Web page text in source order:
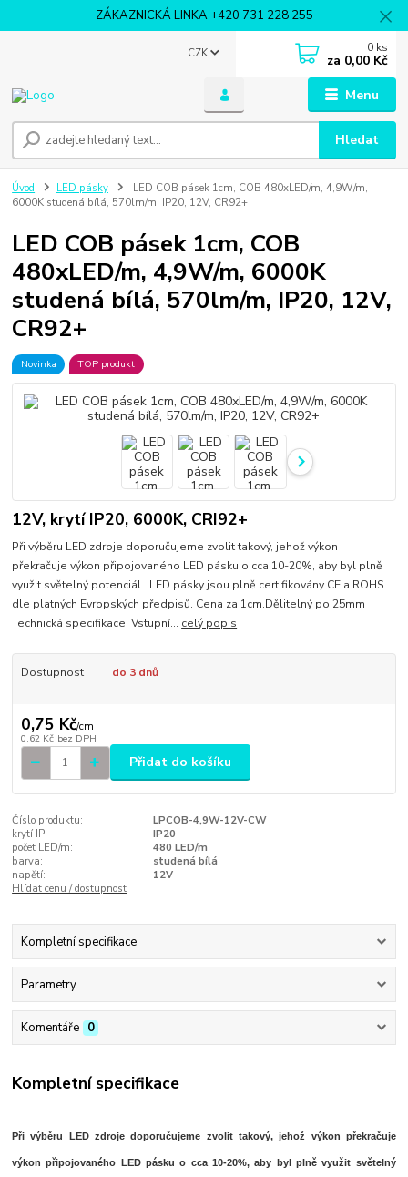
ZÁKAZNICKÁ LINKA +420 731 228 255
Menu
CZK
Hledat
0 ks
za 0,00 Kč
Úvod LED pásky
LED COB pásek 1cm, COB 480xLED/m, 4,9W/m,
6000K studená bílá, 570lm/m, IP20, 12V, CR92+
LED COB pásek 1cm, COB
480xLED/m, 4,9W/m, 6000K
studená bílá, 570lm/m, IP20, 12V,
CR92+
Novinka TOP produkt
12V, krytí IP20, 6000K, CRI92+
Při výběru LED zdroje doporučujeme zvolit takový, jehož výkon
překračuje výkon připojovaného LED pásku o cca 10-20%, aby byl plně
využit světelný potenciál. LED pásky jsou plně certifikovány CE a ROHS
dle platných Evropských předpisů. Cena za 1cm.Dělitelný po 25mm
Technická specifikace: Vstupní... celý popis
Dostupnost do 3 dnů
0,75 Kč/cm
0,62 Kč bez DPH
Přidat do košíku
Číslo produktu:
LPCOB-4,9W-12V-CW
krytí IP:
IP20
počet LED/m:
480 LED/m
barva:
studená bílá
napětí:
12V
Hlídat cenu / dostupnost
Kompletní specifikace
Parametry
Komentáře 0
Kompletní specifikace
Při výběru LED zdroje doporučujeme zvolit takový, jehož výkon překračuje
výkon připojovaného LED pásku o cca 10-20%, aby byl plně využit světelný